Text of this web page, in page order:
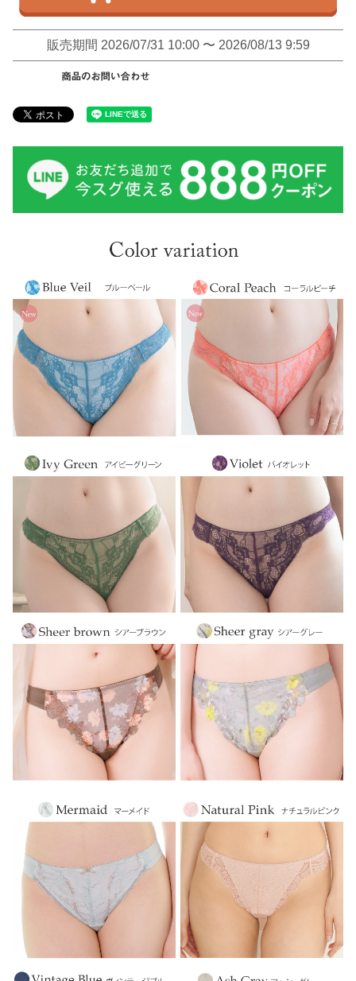
販売期間 2026/07/31 10:00 〜 2026/08/13 9:59